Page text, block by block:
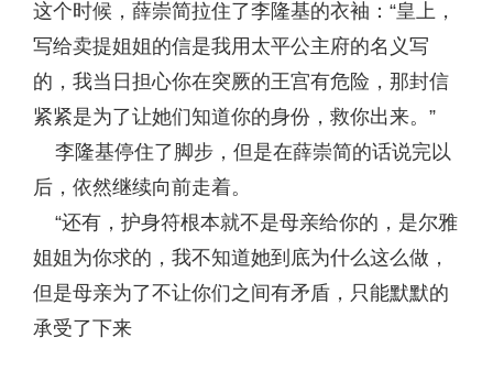
这个时候，薛崇简拉住了李隆基的衣袖：“皇上，
写给卖提姐姐的信是我用太平公主府的名义写
的，我当日担心你在突厥的王宫有危险，那封信
紧紧是为了让她们知道你的身份，救你出来。”
李隆基停住了脚步，但是在薛崇简的话说完以
后，依然继续向前走着。
“还有，护身符根本就不是母亲给你的，是尔雅
姐姐为你求的，我不知道她到底为什么这么做，
但是母亲为了不让你们之间有矛盾，只能默默的
承受了下来